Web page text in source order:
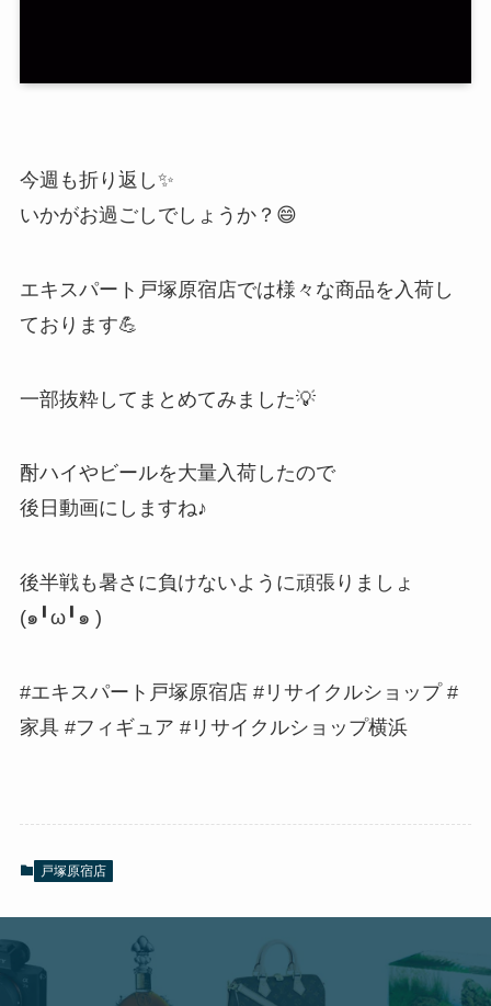
今週も折り返し✨
いかがお過ごしでしょうか？😄
エキスパート戸塚原宿店では様々な商品を入荷し
ております💪
一部抜粋してまとめてみました💡
酎ハイやビールを大量入荷したので
後日動画にしますね♪
後半戦も暑さに負けないように頑張りましょ
(๑╹ω╹๑ )
#エキスパート戸塚原宿店 #リサイクルショップ #
家具 #フィギュア #リサイクルショップ横浜
戸塚原宿店